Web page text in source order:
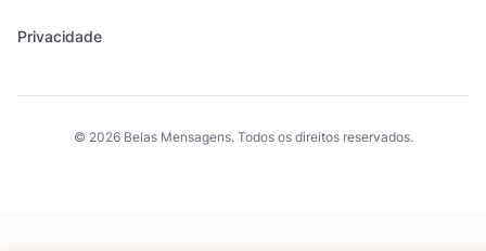
Privacidade
© 2026 Belas Mensagens. Todos os direitos reservados.